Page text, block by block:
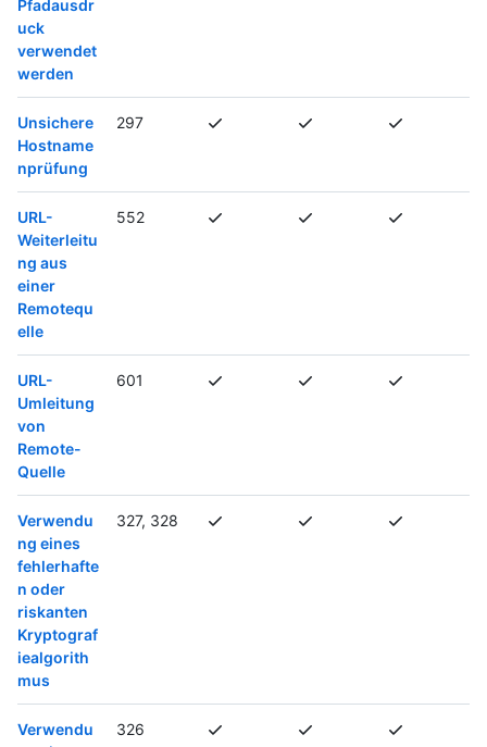
Pfadausdr
uck
verwendet
werden
Unsichere
Hostname
nprüfung
297
URL-
Weiterleitu
ng aus
einer
Remotequ
elle
552
URL-
Umleitung
von
Remote-
Quelle
601
Verwendu
ng eines
fehlerhafte
n oder
riskanten
Kryptograf
iealgorith
mus
327, 328
Verwendu
326